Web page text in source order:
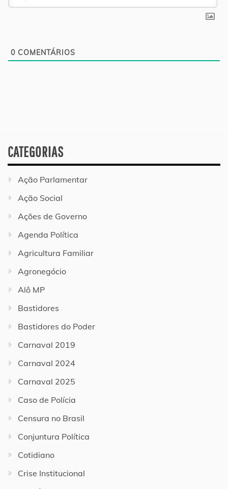
0 COMENTÁRIOS
CATEGORIAS
Ação Parlamentar
Ação Social
Ações de Governo
Agenda Política
Agricultura Familiar
Agronegócio
Alô MP
Bastidores
Bastidores do Poder
Carnaval 2019
Carnaval 2024
Carnaval 2025
Caso de Polícia
Censura no Brasil
Conjuntura Política
Cotidiano
Crise Institucional